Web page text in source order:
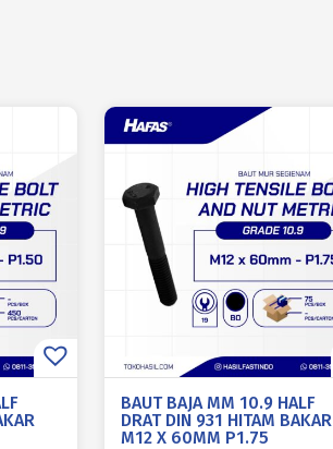
BAUT BAJA MM 10.9 HALF
DRAT DIN 931 HITAM BAKAR
M12 X 60MM P1.75